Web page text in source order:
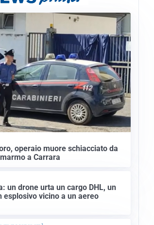
operaio muore schiacciato da
a Carrara
un drone urta un cargo DHL, un
esplosivo vicino a un aereo